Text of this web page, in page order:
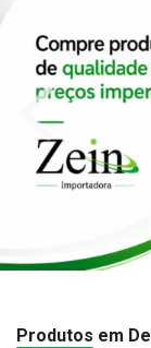
Produtos em